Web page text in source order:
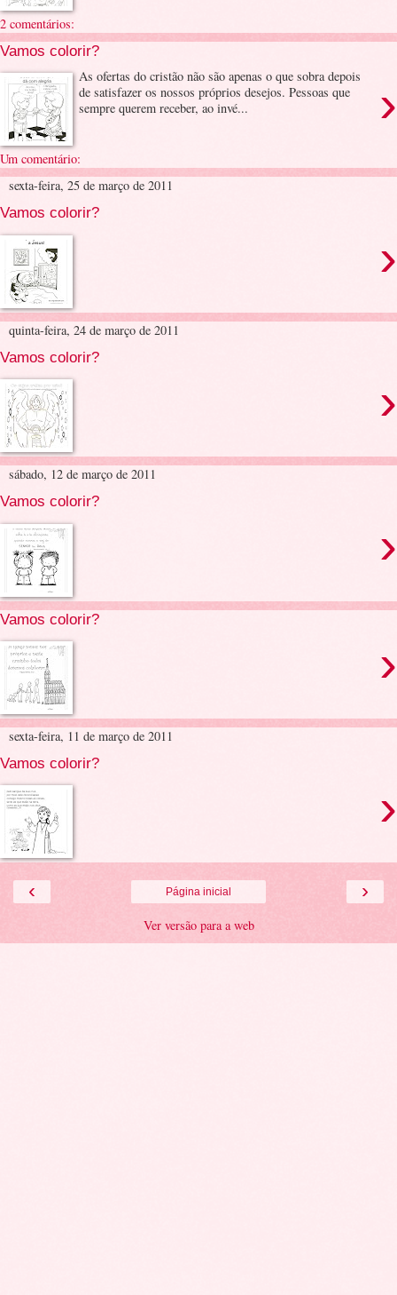
2 comentários:
Vamos colorir?
›
As ofertas do cristão não são apenas o que sobra depois
de satisfazer os nossos próprios desejos. Pessoas que
sempre querem receber, ao invé...
Um comentário:
sexta-feira, 25 de março de 2011
Vamos colorir?
›
quinta-feira, 24 de março de 2011
Vamos colorir?
›
sábado, 12 de março de 2011
Vamos colorir?
›
Vamos colorir?
›
sexta-feira, 11 de março de 2011
Vamos colorir?
›
‹ ›
Página inicial
Ver versão para a web